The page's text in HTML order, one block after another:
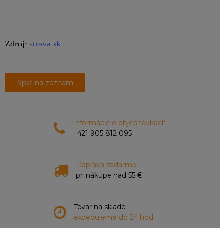
Zdroj: strava.sk
Späť na zoznam
Informácie o objednávkach
+421 905 812 095
Doprava zadarmo
pri nákupe nad 55 €
Tovar na sklade
expedujeme do 24 hod.